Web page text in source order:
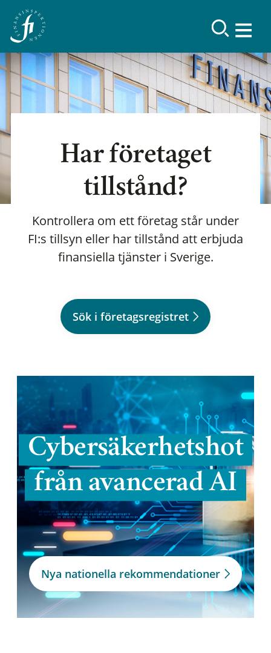
Har företaget
tillstånd?
Kontrollera om ett företag står under
FI:s tillsyn eller har tillstånd att erbjuda
finansiella tjänster i Sverige.
Sök i företagsregistret
Cybersäkerhetshot
från avancerad AI
Nya nationella rekommendationer